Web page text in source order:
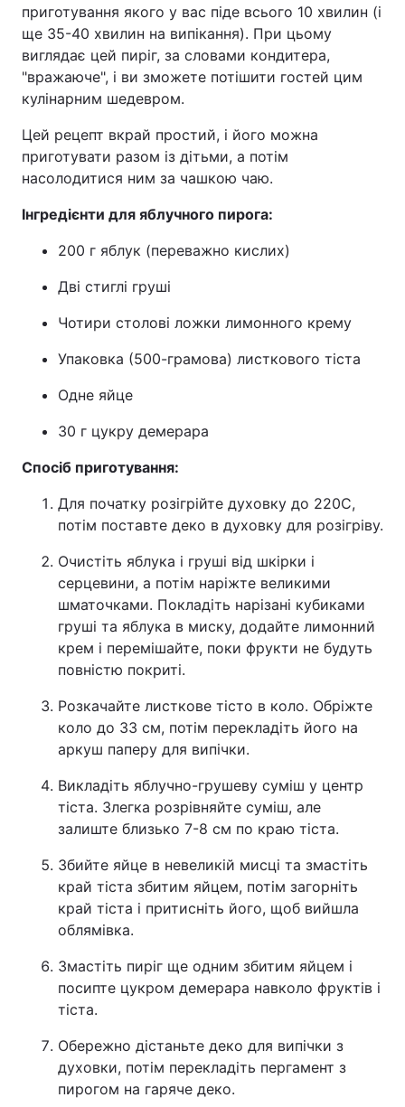
приготування якого у вас піде всього 10 хвилин (і
ще 35-40 хвилин на випікання). При цьому
виглядає цей пиріг, за словами кондитера,
"вражаюче", і ви зможете потішити гостей цим
кулінарним шедевром.
Цей рецепт вкрай простий, і його можна
приготувати разом із дітьми, а потім
насолодитися ним за чашкою чаю.
Інгредієнти для яблучного пирога:
200 г яблук (переважно кислих)
Дві стиглі груші
Чотири столові ложки лимонного крему
Упаковка (500-грамова) листкового тіста
Одне яйце
30 г цукру демерара
Спосіб приготування:
Для початку розігрійте духовку до 220C,
потім поставте деко в духовку для розігріву.
Очистіть яблука і груші від шкірки і
серцевини, а потім наріжте великими
шматочками. Покладіть нарізані кубиками
груші та яблука в миску, додайте лимонний
крем і перемішайте, поки фрукти не будуть
повністю покриті.
Розкачайте листкове тісто в коло. Обріжте
коло до 33 см, потім перекладіть його на
аркуш паперу для випічки.
Викладіть яблучно-грушеву суміш у центр
тіста. Злегка розрівняйте суміш, але
залиште близько 7-8 см по краю тіста.
Збийте яйце в невеликій мисці та змастіть
край тіста збитим яйцем, потім загорніть
край тіста і притисніть його, щоб вийшла
облямівка.
Змастіть пиріг ще одним збитим яйцем і
посипте цукром демерара навколо фруктів і
тіста.
Обережно дістаньте деко для випічки з
духовки, потім перекладіть пергамент з
пирогом на гаряче деко.